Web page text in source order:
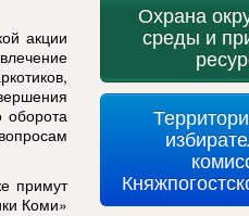
акции
оборота
примут
Коми»
Охрана
среды и